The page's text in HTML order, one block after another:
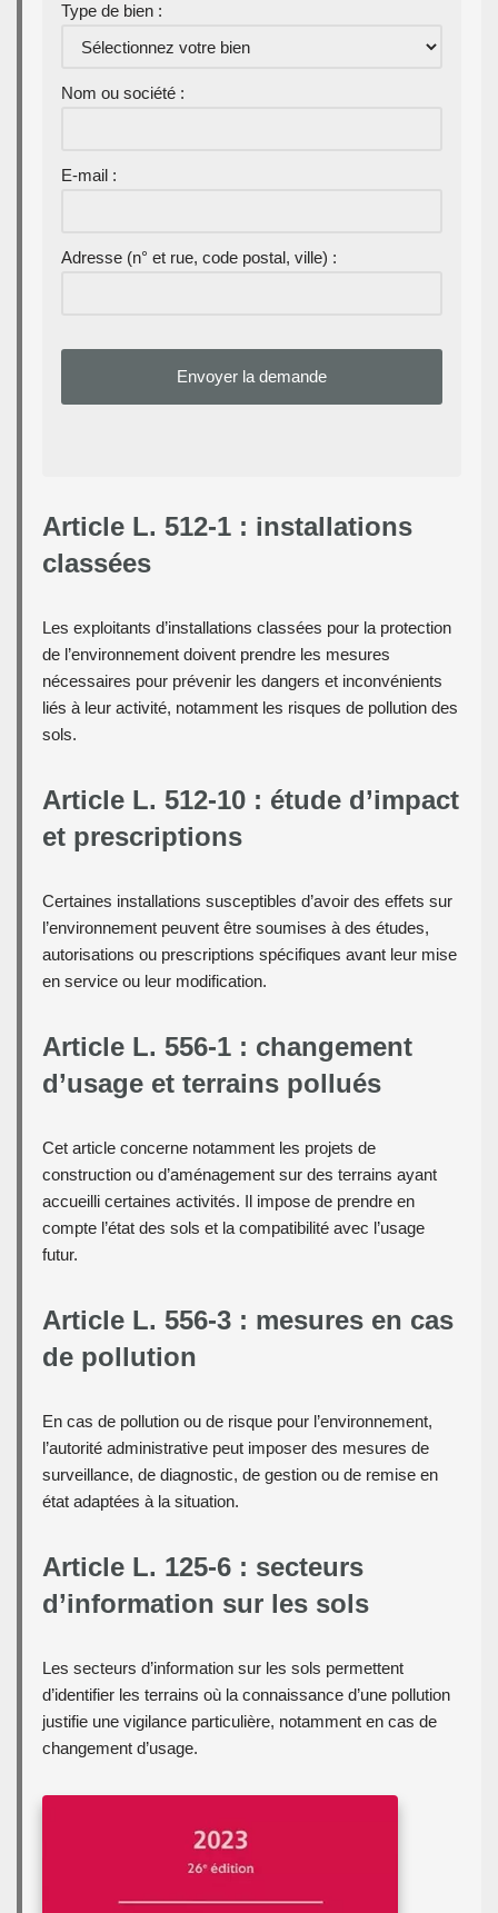
Type de bien :
Nom ou société :
E-mail :
Adresse (n° et rue, code postal, ville) :
Article L. 512-1 : installations
classées
Les exploitants d’installations classées pour la protection
de l’environnement doivent prendre les mesures
nécessaires pour prévenir les dangers et inconvénients
liés à leur activité, notamment les risques de pollution des
sols.
Article L. 512-10 : étude d’impact
et prescriptions
Certaines installations susceptibles d’avoir des effets sur
l’environnement peuvent être soumises à des études,
autorisations ou prescriptions spécifiques avant leur mise
en service ou leur modification.
Article L. 556-1 : changement
d’usage et terrains pollués
Cet article concerne notamment les projets de
construction ou d’aménagement sur des terrains ayant
accueilli certaines activités. Il impose de prendre en
compte l’état des sols et la compatibilité avec l’usage
futur.
Article L. 556-3 : mesures en cas
de pollution
En cas de pollution ou de risque pour l’environnement,
l’autorité administrative peut imposer des mesures de
surveillance, de diagnostic, de gestion ou de remise en
état adaptées à la situation.
Article L. 125-6 : secteurs
d’information sur les sols
Les secteurs d’information sur les sols permettent
d’identifier les terrains où la connaissance d’une pollution
justifie une vigilance particulière, notamment en cas de
changement d’usage.